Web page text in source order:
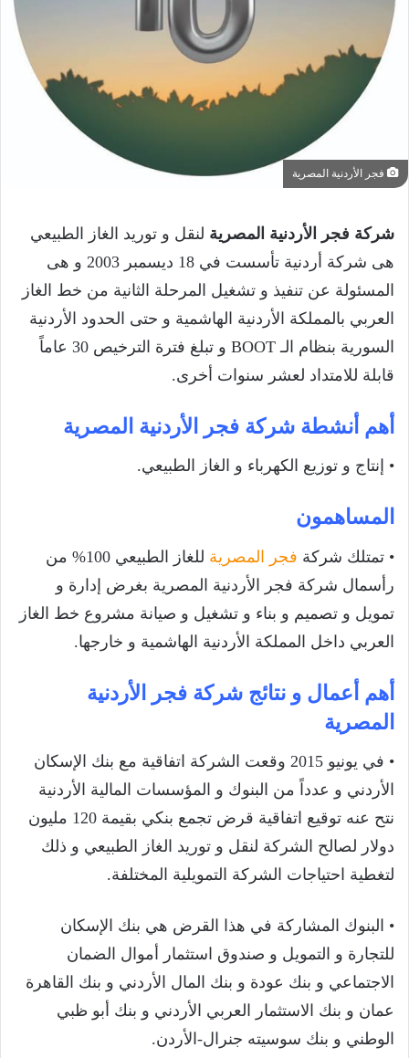
فجر الأردنية المصرية
شركة فجر الأردنية المصرية لنقل و توريد الغاز الطبيعي
هى شركة أردنية تأسست في 18 ديسمبر 2003 و هى
المسئولة عن تنفيذ و تشغيل المرحلة الثانية من خط الغاز
العربي بالمملكة الأردنية الهاشمية و حتى الحدود الأردنية
السورية بنظام الـ BOOT و تبلغ فترة الترخيص 30 عاماً
قابلة للامتداد لعشر سنوات أخرى.
أهم أنشطة شركة فجر الأردنية المصرية
• إنتاج و توزيع الكهرباء و الغاز الطبيعي.
المساهمون
• تمتلك شركة فجر المصرية
للغاز الطبيعي 100% من
رأسمال شركة فجر الأردنية المصرية بغرض إدارة و
تمويل و تصميم و بناء و تشغيل و صيانة مشروع خط الغاز
العربي داخل المملكة الأردنية الهاشمية و خارجها.
أهم أعمال و نتائج شركة فجر الأردنية
المصرية
• في يونيو 2015 وقعت الشركة اتفاقية مع بنك الإسكان
الأردني و عدداً من البنوك و المؤسسات المالية الأردنية
نتح عنه توقيع اتفاقية قرض تجمع بنكي بقيمة 120 مليون
دولار لصالح الشركة لنقل و توريد الغاز الطبيعي و ذلك
لتغطية احتياجات الشركة التمويلية المختلفة.
• البنوك المشاركة في هذا القرض هي بنك الإسكان
للتجارة و التمويل و صندوق استثمار أموال الضمان
الاجتماعي و بنك عودة و بنك المال الأردني و بنك القاهرة
عمان و بنك الاستثمار العربي الأردني و بنك أبو ظبي
الوطني و بنك سوسيته جنرال-الأردن.